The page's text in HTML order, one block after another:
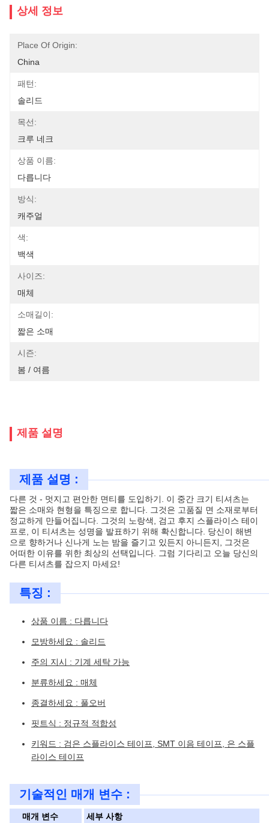
상세 정보
Place Of Origin:
China
패턴:
솔리드
목선:
크루 네크
상품 이름:
다릅니다
방식:
캐주얼
색:
백색
사이즈:
매체
소매길이:
짧은 소매
시즌:
봄 / 여름
제품 설명
제품 설명 :
다른 것 - 멋지고 편안한 면티를 도입하기. 이 중간 크기 티셔츠는
짧은 소매와 현형을 특징으로 합니다. 그것은 고품질 면 소재로부터
정교하게 만들어집니다. 그것의 노랑색, 검고 후지 스플라이스 테이
프로, 이 티셔츠는 성명을 발표하기 위해 확신합니다. 당신이 해변
으로 향하거나 신나게 노는 밤을 즐기고 있든지 아니든지, 그것은
어떠한 이유를 위한 최상의 선택입니다. 그럼 기다리고 오늘 당신의
다른 티셔츠를 잡으지 마세요!
특징 :
상품 이름 : 다릅니다
모방하세요 : 솔리드
주의 지시 : 기계 세탁 가능
분류하세요 : 매체
종결하세요 : 풀오버
핏트식 : 정규적 적합성
키워드 : 검은 스플라이스 테이프, SMT 이음 테이프, 은 스플
라이스 테이프
기술적인 매개 변수 :
매개 변수
세부 사항